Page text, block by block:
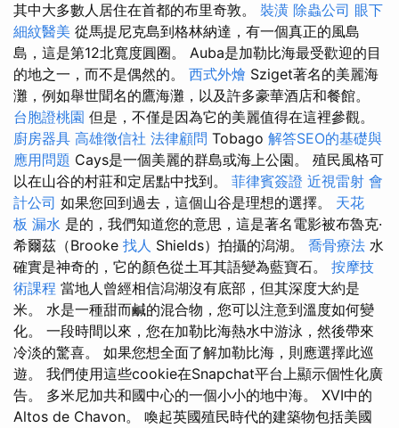
其中大多數人居住在首都的布里奇敦。 裝潢 除蟲公司 眼下
細紋醫美 從馬提尼克島到格林納達，有一個真正的風島
島，這是第12北寬度圓圈。 Auba是加勒比海最受歡迎的目
的地之一，而不是偶然的。 西式外燴 Sziget著名的美麗海
灘，例如舉世聞名的鷹海灘，以及許多豪華酒店和餐館。
台胞證桃園 但是，不僅是因為它的美麗值得在這裡參觀。
廚房器具 高雄徵信社 法律顧問 Tobago 解答SEO的基礎與
應用問題 Cays是一個美麗的群島或海上公園。 殖民風格可
以在山谷的村莊和定居點中找到。 菲律賓簽證 近視雷射 會
計公司 如果您回到過去，這個山谷是理想的選擇。 天花
板 漏水 是的，我們知道您的意思，這是著名電影被布魯克·
希爾茲（Brooke 找人 Shields）拍攝的潟湖。 喬骨療法 水
確實是神奇的，它的顏色從土耳其語變為藍寶石。 按摩技
術課程 當地人曾經相信潟湖沒有底部，但其深度大約是
米。 水是一種甜而鹹的混合物，您可以注意到溫度如何變
化。 一段時間以來，您在加勒比海熱水中游泳，然後帶來
冷淡的驚喜。 如果您想全面了解加勒比海，則應選擇此巡
遊。 我們使用這些cookie在Snapchat平台上顯示個性化廣
告。 多米尼加共和國中心的一個小小的地中海。 XVI中的
Altos de Chavon。 喚起英國殖民時代的建築物包括美國